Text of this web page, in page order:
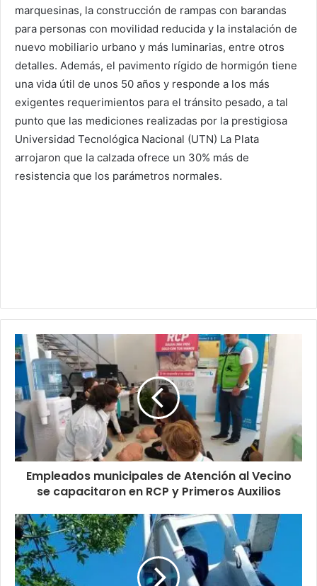
marquesinas, la construcción de rampas con barandas
para personas con movilidad reducida y la instalación de
nuevo mobiliario urbano y más luminarias, entre otros
detalles. Además, el pavimento rígido de hormigón tiene
una vida útil de unos 50 años y responde a los más
exigentes requerimientos para el tránsito pesado, a tal
punto que las mediciones realizadas por la prestigiosa
Universidad Tecnológica Nacional (UTN) La Plata
arrojaron que la calzada ofrece un 30% más de
resistencia que los parámetros normales.
Empleados municipales de Atención al Vecino
se capacitaron en RCP y Primeros Auxilios